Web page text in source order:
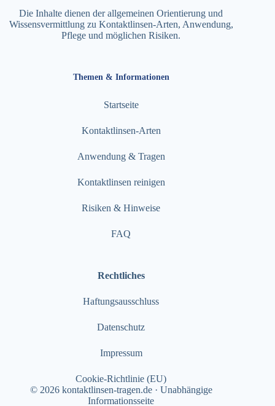
Die Inhalte dienen der allgemeinen Orientierung und
Wissensvermittlung zu Kontaktlinsen-Arten, Anwendung,
Pflege und möglichen Risiken.
Themen & Informationen
Startseite
Kontaktlinsen-Arten
Anwendung & Tragen
Kontaktlinsen reinigen
Risiken & Hinweise
FAQ
Rechtliches
Haftungsausschluss
Datenschutz
Impressum
Cookie-Richtlinie (EU)
© 2026 kontaktlinsen-tragen.de · Unabhängige
Informationsseite